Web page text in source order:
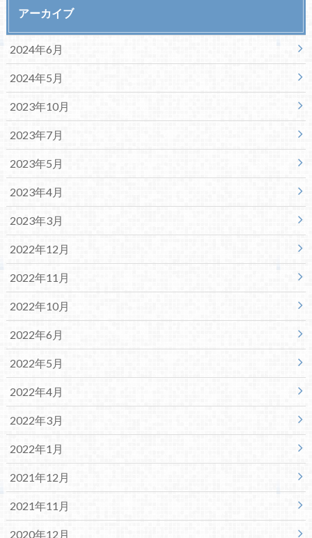
アーカイブ
2024年6月
2024年5月
2023年10月
2023年7月
2023年5月
2023年4月
2023年3月
2022年12月
2022年11月
2022年10月
2022年6月
2022年5月
2022年4月
2022年3月
2022年1月
2021年12月
2021年11月
2020年12月